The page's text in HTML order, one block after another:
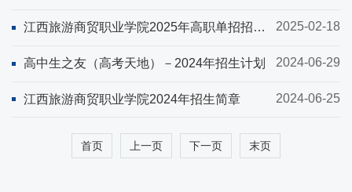
江西旅游商贸职业学院2025年高职单招招生
2025-02-18
高中生之友（高考天地）－2024年招生计划 2024-06-29
江西旅游商贸职业学院2024年招生简章 2024-06-25
首页 上一页 下一页 末页